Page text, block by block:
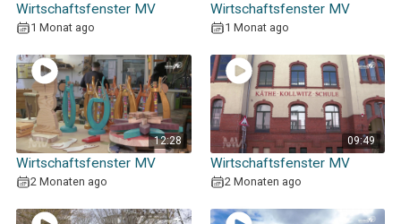
Wirtschaftsfenster MV
1 Monat ago
Wirtschaftsfenster MV
1 Monat ago
12:28
Wirtschaftsfenster MV
2 Monaten ago
09:49
Wirtschaftsfenster MV
2 Monaten ago